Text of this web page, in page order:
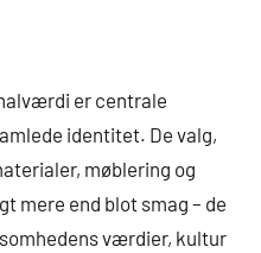
er centrale
identitet. De valg,
møblering og
mere end blot smag – de
værdier, kultur